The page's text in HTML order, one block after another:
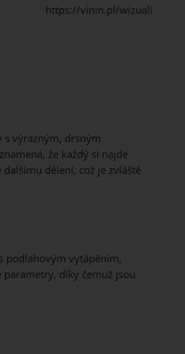
https://vinin.pl/wizuali
s výrazným, drsným
že každý si najde
dělení, což je zvláště
podlahovým vytápěním,
díky čemuž jsou